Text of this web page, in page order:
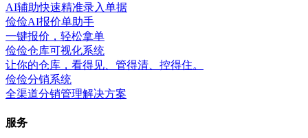
AI辅助快速精准录入单据
俭俭AI报价单助手
一键报价，轻松拿单
俭俭仓库可视化系统
让你的仓库，看得见、管得清、控得住。
俭俭分销系统
全渠道分销管理解决方案
服务